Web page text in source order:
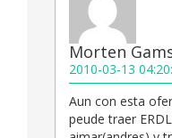
Morten
2010-03-13
Aun con esta
peude traer